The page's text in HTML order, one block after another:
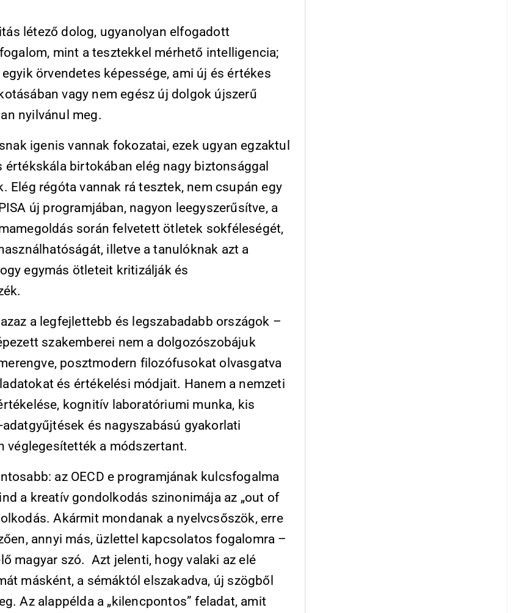
létező dolog, ugyanolyan elfogadott
mint a tesztekkel mérhető intelligencia;
örvendetes képessége, ami új és értékes
vagy nem egész új dolgok újszerű
nyilvánul meg.
igenis vannak fokozatai, ezek ugyan egzaktul
értékskála birtokában elég nagy biztonsággal
Elég régóta vannak rá tesztek, nem csupán egy
új programjában, nagyon leegyszerűsítve, a
során felvetett ötletek sokféleségét,
illetve a tanulóknak azt a
egymás ötleteit kritizálják és
a legfejlettebb és legszabadabb országok –
szakemberei nem a dolgozószobájuk
posztmodern filozófusokat olvasgatva
és értékelési módjait. Hanem a nemzeti
kognitív laboratóriumi munka, kis
adatgyűjtések és nagyszabású gyakorlati
véglegesítették a módszertant.
az OECD e programjának kulcsfogalma
a kreatív gondolkodás szinonimája az „out of
Akármit mondanak a nyelvcsőszök, erre
annyi más, üzlettel kapcsolatos fogalomra –
magyar szó. Azt jelenti, hogy valaki az elé
másként, a sémáktól elszakadva, új szögből
Az alappélda a „kilencpontos” feladat, amit